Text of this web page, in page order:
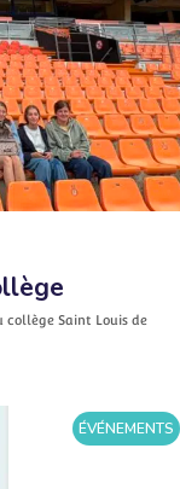
collège Saint Louis de
ÉVÉNEMENTS